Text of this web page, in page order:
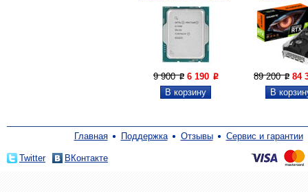
9 900P 6 190 P 89 200P 84
Главная Поддержка Отзывы Сервис и гарантии
Twitter ВКонтакте